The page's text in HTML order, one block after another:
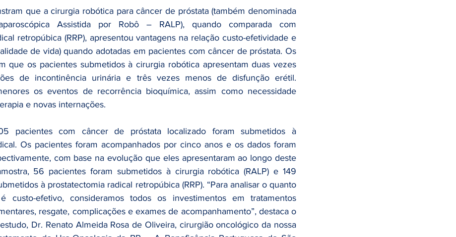
que a cirurgia robótica para câncer de próstata (também denominada
Assistida por Robô – RALP), quando comparada com
retropúbica (RRP), apresentou vantagens na relação custo-efetividade e
de vida) quando adotadas em pacientes com câncer de próstata. Os
que os pacientes submetidos à cirurgia robótica apresentam duas vezes
de incontinência urinária e três vezes menos de disfunção erétil.
os eventos de recorrência bioquímica, assim como necessidade
e novas internações.
pacientes com câncer de próstata localizado foram submetidos à
Os pacientes foram acompanhados por cinco anos e os dados foram
com base na evolução que eles apresentaram ao longo deste
56 pacientes foram submetidos à cirurgia robótica (RALP) e 149
à prostatectomia radical retropúbica (RRP). “Para analisar o quanto
custo-efetivo, consideramos todos os investimentos em tratamentos
resgate, complicações e exames de acompanhamento”, destaca o
Dr. Renato Almeida Rosa de Oliveira, cirurgião oncológico da nossa